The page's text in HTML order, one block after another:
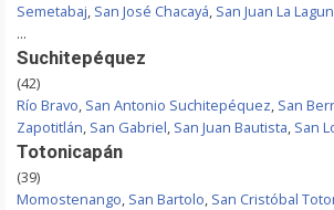
Semetabaj, San José Chacayá, San Juan La
...
Suchitepéquez
(42)
Río Bravo, San Antonio Suchitepéquez, San
Zapotitlán, San Gabriel, San Juan Bautista, San
Totonicapán
(39)
Momostenango, San Bartolo, San Cristóbal